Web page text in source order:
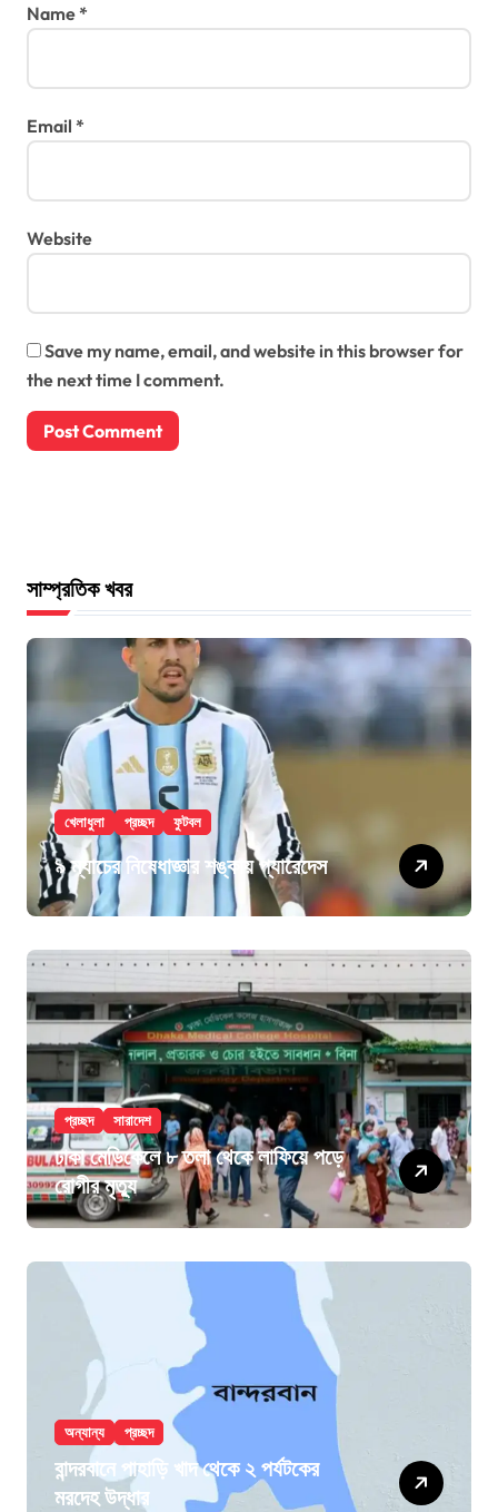
Name*
Email *
Website
Save my name, email, and website in this browser for
the next time I comment.
সাম্প্রতিক খবর
খেলাধুলা প্রচ্ছদ ফুটবল
৯ ম্যাচের নিষেধাজ্ঞার শঙ্কায় প্যারেদেস
প্রচ্ছদ সারাদেশ
ঢাকা মেডিকেলে ৮ তলা থেকে লাফিয়ে পড়ে
রোগীর মৃত্যু
অন্যান্য প্রচ্ছদ
বান্দরবানে পাহাড়ি খাদ থেকে ২ পর্যটকের
মরদেহ উদ্ধার